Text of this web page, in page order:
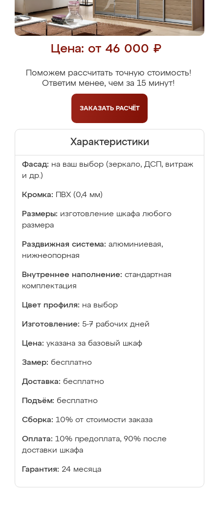
Цена: от 46 000 ₽
Поможем рассчитать точную стоимость!
Ответим менее, чем за 15 минут!
ЗАКАЗАТЬ РАСЧЁТ
Характеристики
Фасад: на ваш выбор (зеркало, ДСП, витраж
и др.)
Кромка: ПВХ (0,4 мм)
Размеры: изготовление шкафа любого
размера
Раздвижная система: алюминиевая,
нижнеопорная
Внутреннее наполнение: стандартная
комплектация
Цвет профиля: на выбор
Изготовление: 5-7 рабочих дней
Цена: указана за базовый шкаф
Замер: бесплатно
Доставка: бесплатно
Подъём: бесплатно
Сборка: 10% от стоимости заказа
Оплата: 10% предоплата, 90% после
доставки шкафа
Гарантия: 24 месяца